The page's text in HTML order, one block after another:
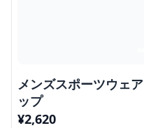
メンズスポーツウェ
ップ
¥2,620